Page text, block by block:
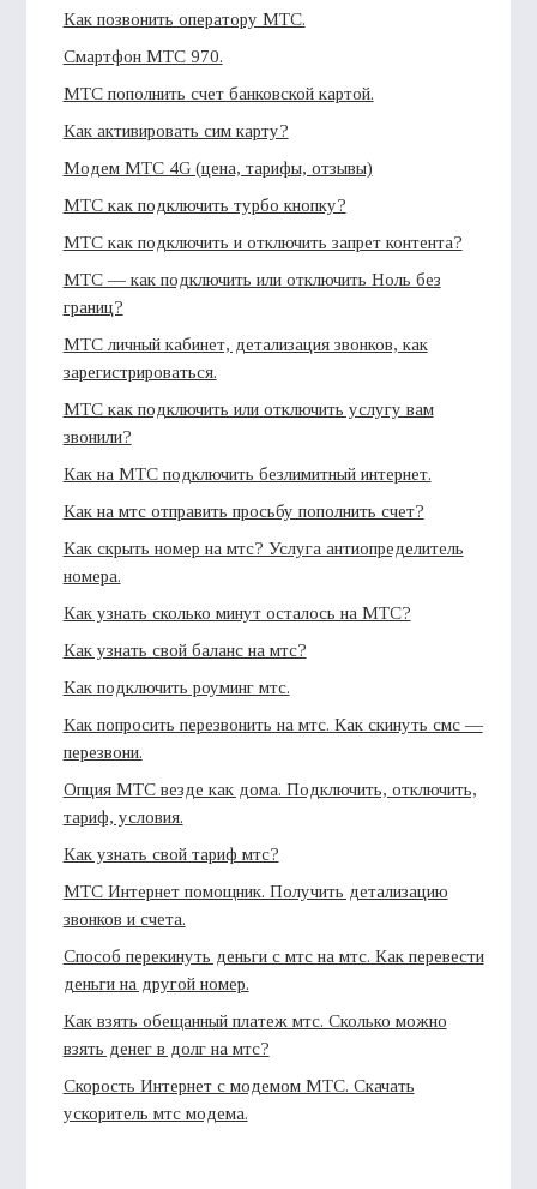
Как позвонить оператору МТС.
Смартфон МТС 970.
МТС пополнить счет банковской картой.
Как активировать сим карту?
Модем МТС 4G (цена, тарифы, отзывы)
МТС как подключить турбо кнопку?
МТС как подключить и отключить запрет контента?
МТС — как подключить или отключить Ноль без
границ?
МТС личный кабинет, детализация звонков, как
зарегистрироваться.
МТС как подключить или отключить услугу вам
звонили?
Как на МТС подключить безлимитный интернет.
Как на мтс отправить просьбу пополнить счет?
Как скрыть номер на мтс? Услуга антиопределитель
номера.
Как узнать сколько минут осталось на МТС?
Как узнать свой баланс на мтс?
Как подключить роуминг мтс.
Как попросить перезвонить на мтс. Как скинуть смс —
перезвони.
Опция МТС везде как дома. Подключить, отключить,
тариф, условия.
Как узнать свой тариф мтс?
МТС Интернет помощник. Получить детализацию
звонков и счета.
Способ перекинуть деньги с мтс на мтс. Как перевести
деньги на другой номер.
Как взять обещанный платеж мтс. Сколько можно
взять денег в долг на мтс?
Скорость Интернет с модемом МТС. Скачать
ускоритель мтс модема.